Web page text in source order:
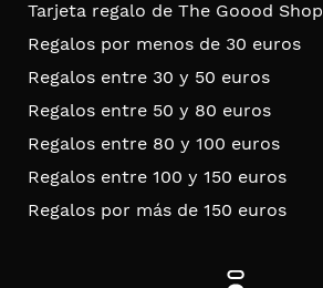
Tarjeta regalo de The Goood Shop
Regalos por menos de 30 euros
Regalos entre 30 y 50 euros
Regalos entre 50 y 80 euros
Regalos entre 80 y 100 euros
Regalos entre 100 y 150 euros
Regalos por más de 150 euros